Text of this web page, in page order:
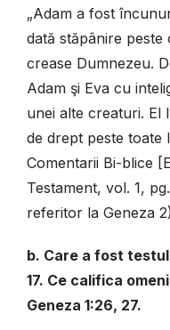
„Adam a fost
dată stăpânire
crease Dumnezeu.
Adam şi Eva cu
unei alte creaturi. El
de drept peste toate
Comentarii Bi-blice
Testament, vol. 1,
referitor la Geneza
b. Care a fost testul
17. Ce califica
Geneza 1:26, 27.